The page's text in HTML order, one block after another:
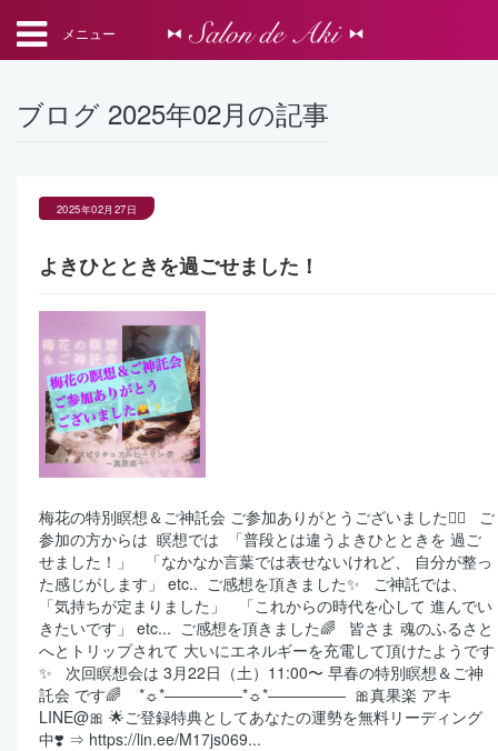
メニュー
ブログ 2025年02月の記事
2025年02月27日
よきひとときを過ごせました！
梅花の特別瞑想＆ご神託会 ご参加ありがとうございました🙇‍♀️ ⁡ ⁡ ご
参加の方からは ⁡ 瞑想では ⁡ 「普段とは違うよきひとときを 過ご
せました！」 ⁡ ⁡ 「なかなか言葉では表せないけれど、 自分が整っ
た感じがします」 etc.. ⁡ ご感想を頂きました✨ ⁡ ⁡ ご神託では、 ⁡
「気持ちが定まりました」 ⁡ ⁡ 「これからの時代を心して 進んでい
きたいです」 etc... ⁡ ご感想を頂きました🌈 ⁡ ⁡ 皆さま 魂のふるさと
へとトリップされて 大いにエネルギーを充電して頂けたようです
✨ ⁡ ⁡ 次回瞑想会は 3月22日（土）11:00〜 早春の特別瞑想＆ご神
託会 です🌈 ⁡ ⁡ ⁡ *☼*―――――*☼*――――― ⁡ 🎀真果楽 アキ
LINE@🎀 🌟ご登録特典としてあなたの運勢を無料リーディング
中❣️ ⇒ https://lin.ee/M17js069...